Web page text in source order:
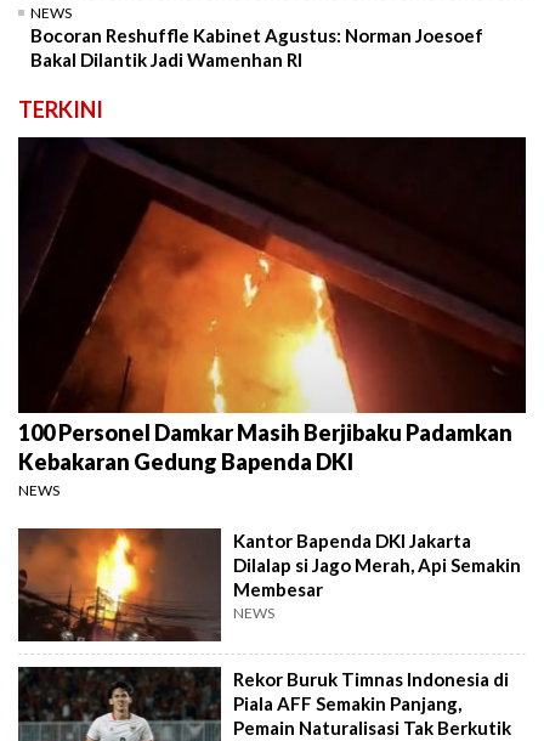
NEWS
Bocoran Reshuffle Kabinet Agustus: Norman Joesoef
Bakal Dilantik Jadi Wamenhan RI
TERKINI
100 Personel Damkar Masih Berjibaku Padamkan
Kebakaran Gedung Bapenda DKI
NEWS
Kantor Bapenda DKI Jakarta
Dilalap si Jago Merah, Api Semakin
Membesar
NEWS
Rekor Buruk Timnas Indonesia di
Piala AFF Semakin Panjang,
Pemain Naturalisasi Tak Berkutik